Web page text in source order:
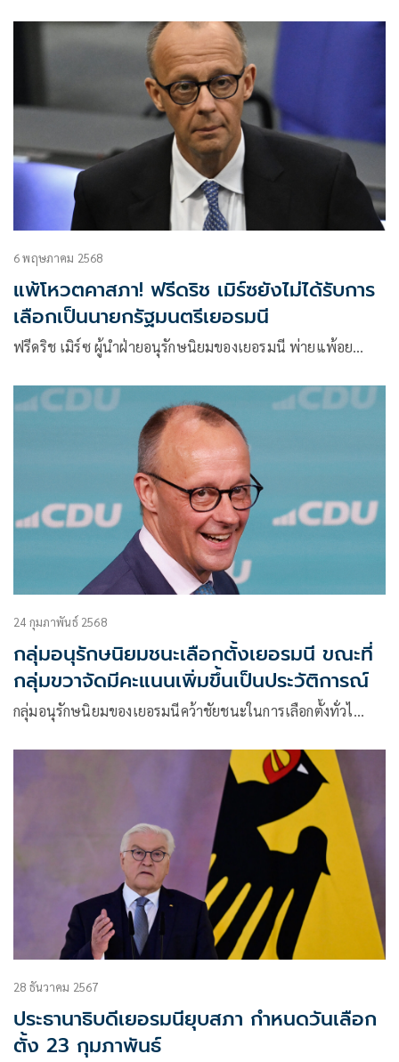
6 พฤษภาคม 2568
แพ้โหวตคาสภา! ฟรีดริช เมิร์ซยังไม่ได้รับการ
เลือกเป็นนายกรัฐมนตรีเยอรมนี
ฟรีดริช เมิร์ซ ผู้นำฝ่ายอนุรักษนิยมของเยอรมนี พ่ายแพ้อย…
24 กุมภาพันธ์ 2568
กลุ่มอนุรักษนิยมชนะเลือกตั้งเยอรมนี ขณะที่
กลุ่มขวาจัดมีคะแนนเพิ่มขึ้นเป็นประวัติการณ์
กลุ่มอนุรักษนิยมของเยอรมนีคว้าชัยชนะในการเลือกตั้งทั่วไ…
28 ธันวาคม 2567
ประธานาธิบดีเยอรมนียุบสภา กำหนดวันเลือก
ตั้ง 23 กุมภาพันธ์